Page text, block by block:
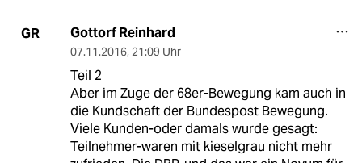
GR Gottorf Reinhard
07.11.2016, 21:09 Uhr
Teil 2
Aber im Zuge der 68er-Bewegung kam auch in
die Kundschaft der Bundespost Bewegung.
Viele Kunden-oder damals wurde gesagt:
Teilnehmer-waren mit kieselgrau nicht mehr